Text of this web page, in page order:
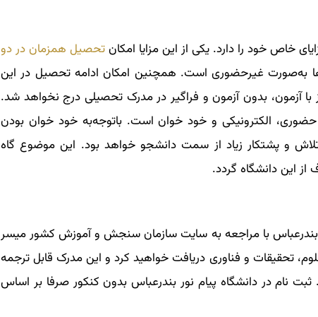
خاص خود را دارد. یکی از این مزایا امکانتحصیل همزمان در دو
به‌صورت غیرحضوری است. همچنین امکان ادامه تحصیل در این
با آزمون، بدون آزمون و فراگیر در مدرک تحصیلی درج نخواهد شد.
الکترونیکی و خود خوان است. با‌توجه‌به خود خوان بودن
و پشتکار زیاد از سمت دانشجو خواهد بود. این موضوع گاه
این دانشگاه گردد.
بندرعباس با مراجعه به سایت سازمان سنجش و آموزش کشور میسر
تحقیقات و فناوری دریافت خواهید کرد و این مدرک قابل ترجمه
نام در دانشگاه پیام نور بندرعباس بدون کنکور صرفا بر اساس